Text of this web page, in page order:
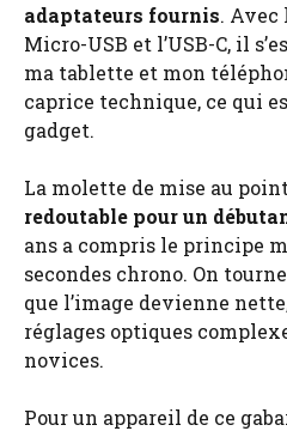
adaptateurs fournis. Avec
Micro-USB et l’USB-C, il
ma tablette et mon
caprice technique, ce qui
gadget.
La molette de mise au point
redoutable pour un
ans a compris le principe
secondes chrono. On
que l’image devienne
réglages optiques
novices.
Pour un appareil de ce